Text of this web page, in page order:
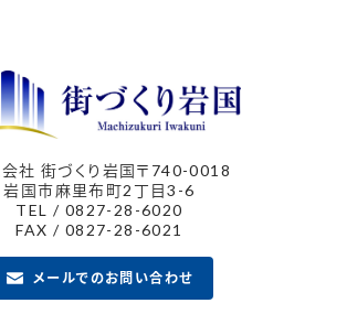
社 街づくり岩国〒740-0018
岩国市麻里布町2丁目3-6
TEL / 0827-28-6020
FAX / 0827-28-6021
メールでのお問い合わせ